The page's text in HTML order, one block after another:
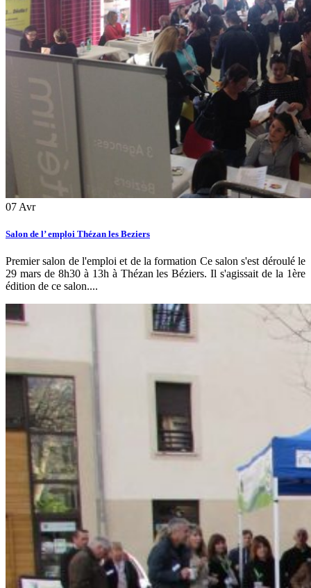
07 Avr
Salon de l’ emploi Thézan les Beziers
Premier salon de l'emploi et de la formation Ce salon s'est déroulé le
29 mars de 8h30 à 13h à Thézan les Béziers. Il s'agissait de la 1ère
édition de ce salon....